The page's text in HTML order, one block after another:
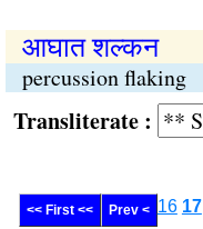
आघात शल्कन
percussion flaking
:
<< First << Prev < 16 17